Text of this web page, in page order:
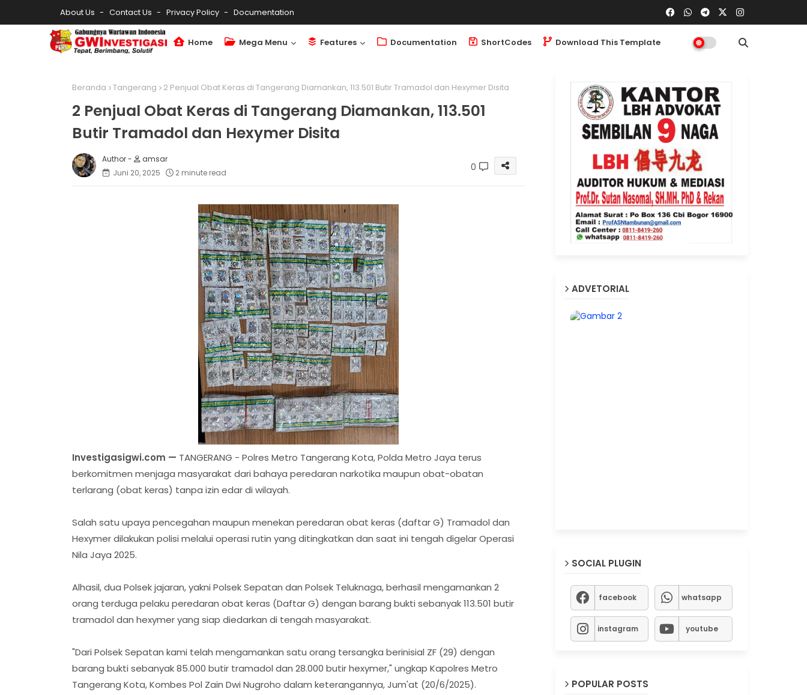
About Us Contact Us Privacy Policy Documentation
Home Mega Menu Features Documentation ShortCodes Download This Template
Beranda Tangerang 2 Penjual Obat Keras di Tangerang Diamankan, 113.501 Butir Tramadol dan Hexymer Disita
2 Penjual Obat Keras di Tangerang Diamankan, 113.501
Butir Tramadol dan Hexymer Disita
amsar
Juni 20, 2025
2 minute read 0
Investigasigwi.com — TANGERANG - Polres Metro Tangerang Kota, Polda Metro Jaya terus
berkomitmen menjaga masyarakat dari bahaya peredaran narkotika maupun obat-obatan
terlarang (obat keras) tanpa izin edar di wilayah.
Salah satu upaya pencegahan maupun menekan peredaran obat keras (daftar G) Tramadol dan
Hexymer dilakukan polisi melalui operasi rutin yang ditingkatkan dan saat ini tengah digelar Operasi
Nila Jaya 2025.
Alhasil, dua Polsek jajaran, yakni Polsek Sepatan dan Polsek Teluknaga, berhasil mengamankan 2
orang terduga pelaku peredaran obat keras (Daftar G) dengan barang bukti sebanyak 113.501 butir
tramadol dan hexymer yang siap diedarkan di tengah masyarakat.
"Dari Polsek Sepatan kami telah mengamankan satu orang tersangka berinisial ZF (29) dengan
barang bukti sebanyak 85.000 butir tramadol dan 28.000 butir hexymer," ungkap Kapolres Metro
Tangerang Kota, Kombes Pol Zain Dwi Nugroho dalam keterangannya, Jum'at (20/6/2025).
ADVETORIAL
SOCIAL PLUGIN
facebook whatsapp
instagram youtube
POPULAR POSTS